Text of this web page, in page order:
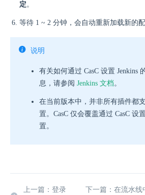
定。
等待 1 ~ 2 分钟，会自动重新加载新的配
说明
有关如何通过 CasC 设置 Jenkins
息，请参阅 Jenkins 文档。
在当前版本中，并非所有插件都
置。CasC 仅会覆盖通过 CasC 设
置。
上一篇：登录 下一篇：在流水线